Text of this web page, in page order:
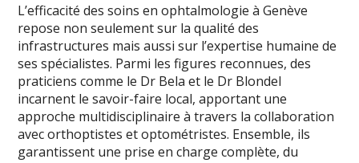
L’efficacité des soins en ophtalmologie à Genève
repose non seulement sur la qualité des
infrastructures mais aussi sur l’expertise humaine de
ses spécialistes. Parmi les figures reconnues, des
praticiens comme le Dr Bela et le Dr Blondel
incarnent le savoir-faire local, apportant une
approche multidisciplinaire à travers la collaboration
avec orthoptistes et optométristes. Ensemble, ils
garantissent une prise en charge complète, du